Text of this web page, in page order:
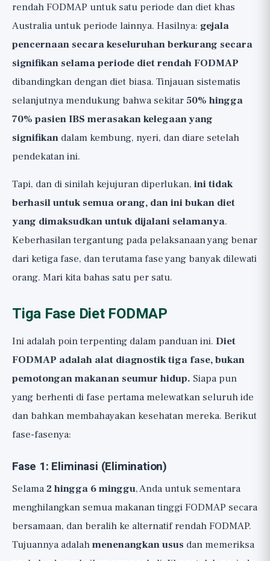
rendah FODMAP untuk satu periode dan diet khas
Australia untuk periode lainnya. Hasilnya: gejala
pencernaan secara keseluruhan berkurang secara
signifikan selama periode diet rendah FODMAP
dibandingkan dengan diet biasa. Tinjauan sistematis
selanjutnya mendukung bahwa sekitar 50% hingga
70% pasien IBS merasakan kelegaan yang
signifikan dalam kembung, nyeri, dan diare setelah
pendekatan ini.
Tapi, dan di sinilah kejujuran diperlukan, ini tidak
berhasil untuk semua orang, dan ini bukan diet
yang dimaksudkan untuk dijalani selamanya.
Keberhasilan tergantung pada pelaksanaan yang benar
dari ketiga fase, dan terutama fase yang banyak dilewati
orang. Mari kita bahas satu per satu.
Tiga Fase Diet FODMAP
Ini adalah poin terpenting dalam panduan ini. Diet
FODMAP adalah alat diagnostik tiga fase, bukan
pemotongan makanan seumur hidup. Siapa pun
yang berhenti di fase pertama melewatkan seluruh ide
dan bahkan membahayakan kesehatan mereka. Berikut
fase-fasenya:
Fase 1: Eliminasi (Elimination)
Selama2 hingga 6 minggu, Anda untuk sementara
menghilangkan semua makanan tinggi FODMAP secara
bersamaan, dan beralih ke alternatif rendah FODMAP.
Tujuannya adalahmenenangkan usus dan memeriksa